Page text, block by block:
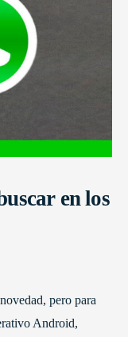
en los
pero para
Android,